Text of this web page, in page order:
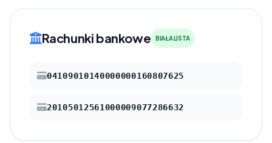
Rachunki bankowe BIAŁA LISTA
04109010140000000160807625
20105012561000009077286632